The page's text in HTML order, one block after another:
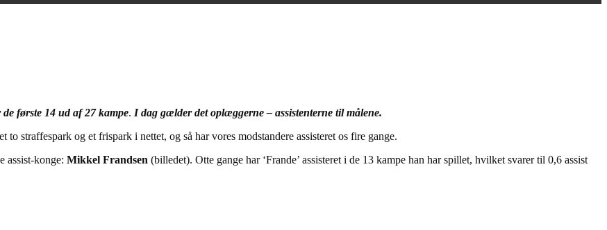
første 14 ud af 27 kampe. I dag gælder det oplæggerne – assistenterne til målene.
straffespark og et frispark i nettet, og så har vores modstandere assisteret os fire gange.
assist-konge: Mikkel Frandsen (billedet). Otte gange har ‘Frande’ assisteret i de 13 kampe han har spillet, hvilket svarer til 0,6 assist